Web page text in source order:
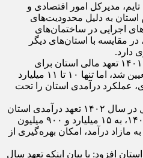
مدیرکل امور اقتصادی و
به دلیل محدودیت‌های
اجرایی در ساختمان‌های
مقایسه با استان‌های دیگر
دارد.
مرتضی ذاکریان افزود: در سال ۱۴۰۱ تعهد مالی استان برای
مولدسازی ۲۰۰ میلیارد تومان تعیین شد، اما تنها ۱۰ تا ۱۱ میلیارد
عملکرد درآمدی استان را تحت
وی گفت: با پیگیری‌های اداره کل در سال ۱۴۰۲ تعهد درآمدی استان
از محل مولد سازی برای سال۱۴۰۳، به ۱۵ میلیارد و ۹۰۰ میلیون
مازاد درآمد، امکان بهره‌گیری از
افزود: با بیان اینکه تعهد سال